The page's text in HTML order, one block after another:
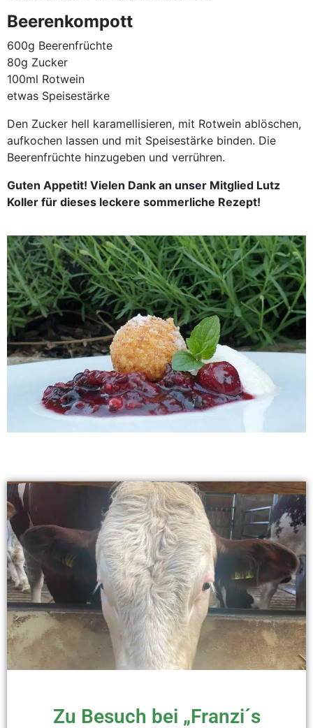
Beerenkompott
600g Beerenfrüchte
80g Zucker
100ml Rotwein
etwas Speisestärke
Den Zucker hell karamellisieren, mit Rotwein ablöschen,
aufkochen lassen und mit Speisestärke binden. Die
Beerenfrüchte hinzugeben und verrühren.
Guten Appetit! Vielen Dank an unser Mitglied Lutz
Koller für dieses leckere sommerliche Rezept!
Zu Besuch bei „Franzi´s